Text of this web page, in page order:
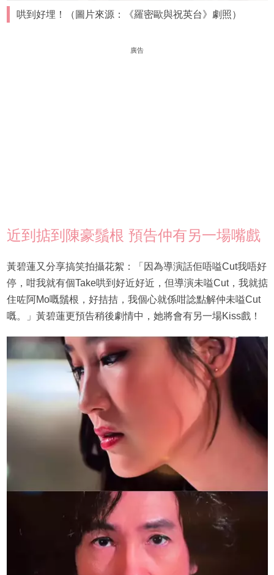
哄到好埋！（圖片來源：《羅密歐與祝英台》劇照）
廣告
近到掂到陳豪鬚根 預告仲有另一場嘴戲
黃碧蓮又分享搞笑拍攝花絮：「因為導演話佢唔嗌Cut我唔好
停，咁我就有個Take哄到好近好近，但導演未嗌Cut，我就掂
住咗阿Mo嘅鬚根，好拮拮，我個心就係咁諗點解仲未嗌Cut
嘅。」黃碧蓮更預告稍後劇情中，她將會有另一場Kiss戲！